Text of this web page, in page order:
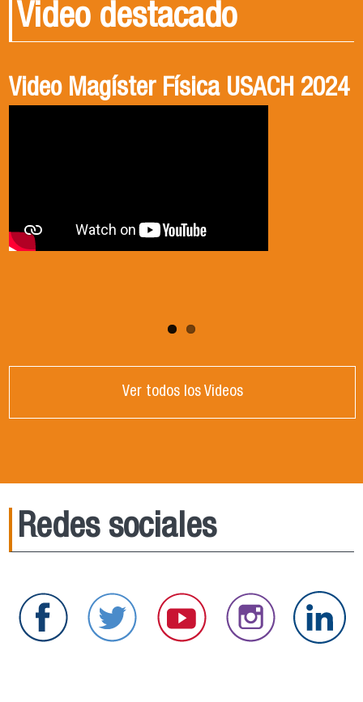
Video destacado
Video Magíster Física USACH 2024
Video Doctorado Física USACH
Ver todos los Videos
Redes sociales